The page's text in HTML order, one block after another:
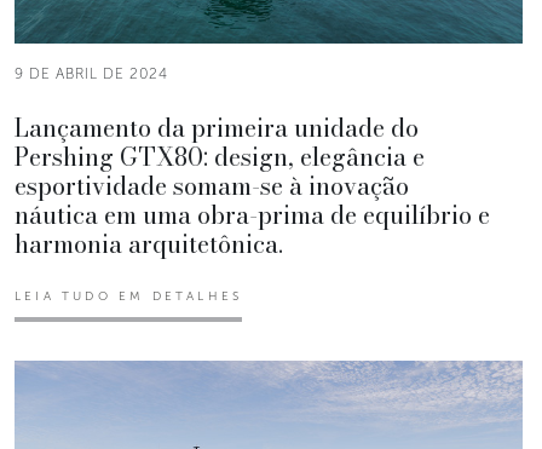
9 DE ABRIL DE 2024
Lançamento da primeira unidade do
Pershing GTX80: design, elegância e
esportividade somam-se à inovação
náutica em uma obra-prima de equilíbrio e
harmonia arquitetônica.
LEIA TUDO EM DETALHES